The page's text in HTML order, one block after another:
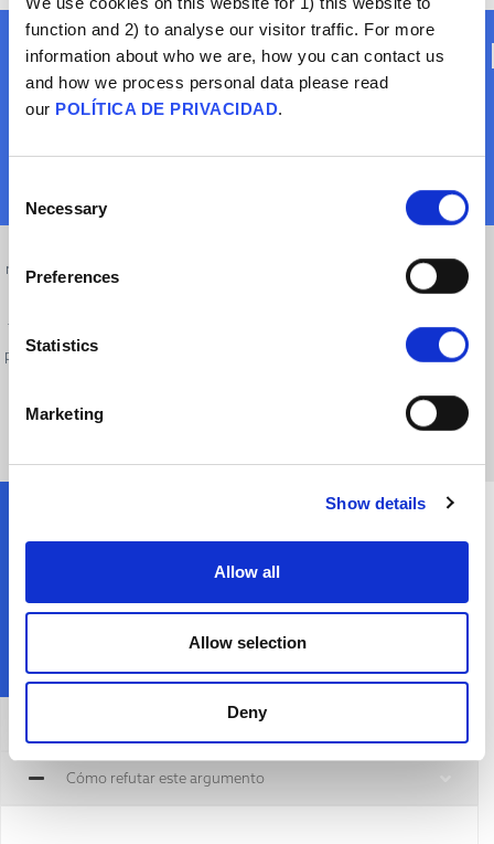
function and 2) to analyse our visitor traffic. For more
information about who we are, how you can contact us
and how we process personal data please read
our POLÍTICA DE PRIVACIDAD.
Selection
Necessary
Preferences
Statistics
Marketing
Show details
Allow all
Allow selection
Deny
¿Qué hay de verdad en ello?
médicas en base a la mejor evidencia disponible. Para ello, hay que saber
cuál es la mejor evidencia médica, por ejemplo, recurriendo a múltiples
fuentes independientes. La práctica médica actual está abierta a que los
pacientes y sus familias participen activamente en la toma de decisiones,
lograr un mayor compromiso con los tratamientos.
Cómo refutar este argumento